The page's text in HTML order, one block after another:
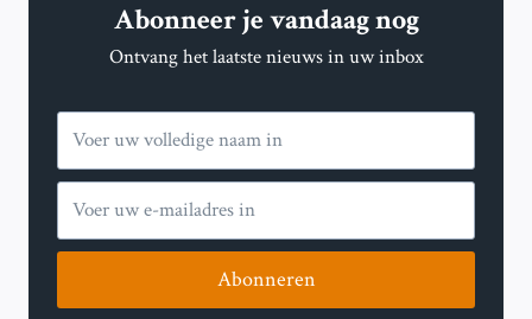
YORK
MIDDEN
HISTORISCHE
DROOGTE
Abonneer je vandaag nog
Ontvang het laatste nieuws in uw inbox
Abonneren